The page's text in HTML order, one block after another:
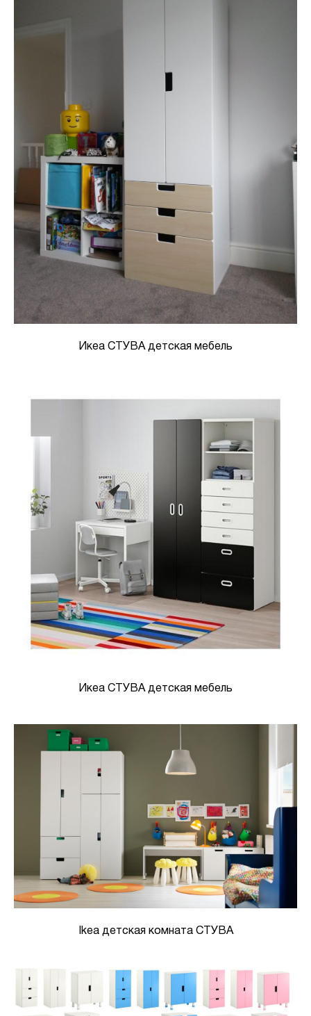
Икеа СТУВА детская мебель
Икеа СТУВА детская мебель
Ikea детская комната СТУВА